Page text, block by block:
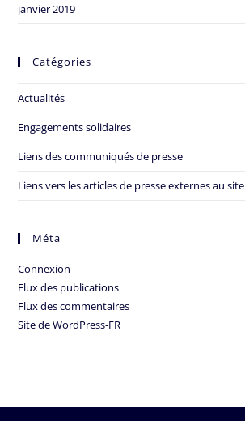
janvier 2019
Catégories
Actualités
Engagements solidaires
Liens des communiqués de presse
Liens vers les articles de presse externes au site
Méta
Connexion
Flux des publications
Flux des commentaires
Site de WordPress-FR